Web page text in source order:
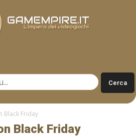
Black Friday
Black Friday